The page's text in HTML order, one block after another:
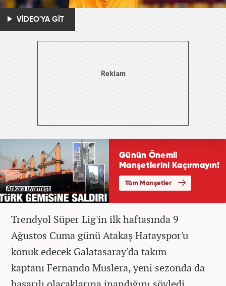
VİDEO'YA GİT
Trendyol Süper Lig'in ilk haftasında 9
Ağustos Cuma günü Atakaş Hatayspor'u
konuk edecek Galatasaray'da takım
kaptanı Fernando Muslera, yeni sezonda da